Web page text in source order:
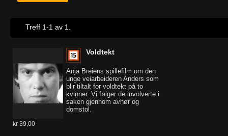
Treff 1-1 av 1.
Voldtekt
Anja Breiens spillefilm om den
unge veiarbeideren Anders som
blir tiltalt for voldtekt på to
kvinner. Vi følger de involverte i
saken gjennom avhør og
domstol.
kr 39,00